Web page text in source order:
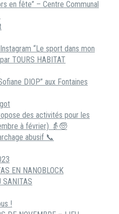
en fête” – Centre Communal
“Le sport dans mon
TOURS HABITAT
DIOP” aux Fontaines
des activités pour les
à février) 👵🧓
abusif 📞
EN NANOBLOCK
SANITAS
!